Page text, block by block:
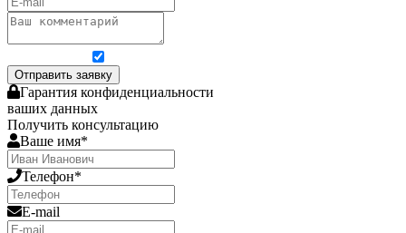
Отправить заявку
Гарантия конфиденциальности
ваших данных
Получить консультацию
Ваше имя*
Телефон*
E-mail